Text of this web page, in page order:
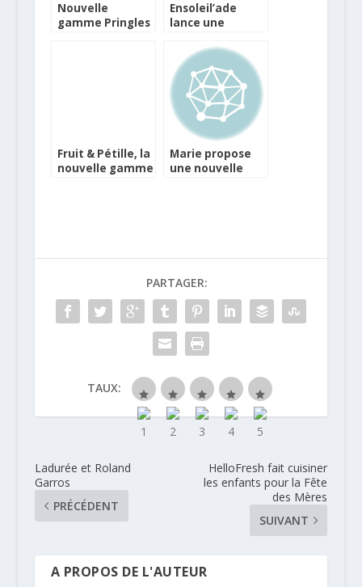
Nouvelle
gamme Pringles
Ensoleil’ade
lance une
recettes 100%
vegetales: Vég à
table
Fruit & Pétille, la
nouvelle gamme
Marie propose
une nouvelle
PARTAGER:
TAUX:
Ladurée et Roland
Garros
PRÉCÉDENT
HelloFresh fait cuisiner
les enfants pour la Fête
des Mères
SUIVANT
A PROPOS DE L'AUTEUR